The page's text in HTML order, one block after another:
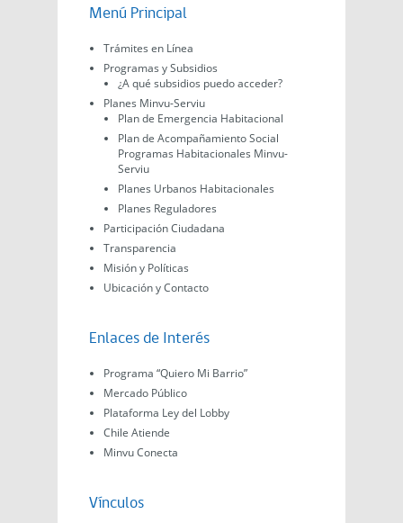
Menú Principal
Trámites en Línea
Programas y Subsidios
¿A qué subsidios puedo acceder?
Planes Minvu-Serviu
Plan de Emergencia Habitacional
Plan de Acompañamiento Social
Programas Habitacionales Minvu-
Serviu
Planes Urbanos Habitacionales
Planes Reguladores
Participación Ciudadana
Transparencia
Misión y Políticas
Ubicación y Contacto
Enlaces de Interés
Programa “Quiero Mi Barrio”
Mercado Público
Plataforma Ley del Lobby
Chile Atiende
Minvu Conecta
Vínculos